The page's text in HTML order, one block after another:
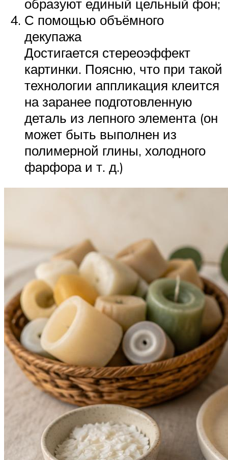
образуют единый цельный фон;
С помощью объёмного
декупажа
Достигается стереоэффект
картинки. Поясню, что при такой
технологии аппликация клеится
на заранее подготовленную
деталь из лепного элемента (он
может быть выполнен из
полимерной глины, холодного
фарфора и т. д.)